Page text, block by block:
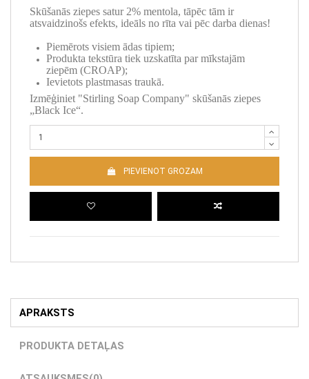
Skūšanās ziepes satur 2% mentola, tāpēc tām ir
atsvaidzinošs efekts, ideāls no rīta vai pēc darba dienas!
Piemērots visiem ādas tipiem;
Produkta tekstūra tiek uzskatīta par mīkstajām
ziepēm (CROAP);
Ievietots plastmasas traukā.
Izmēģiniet "Stirling Soap Company" skūšanās ziepes
„Black Ice“.
PIEVIENOT GROZAM
APRAKSTS
PRODUKTA DETAĻAS